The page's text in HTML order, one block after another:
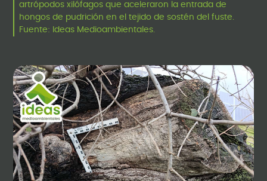
artrópodos xilófagos que aceleraron la entrada de
hongos de pudrición en el tejido de sostén del fuste.
Fuente: Ideas Medioambientales.